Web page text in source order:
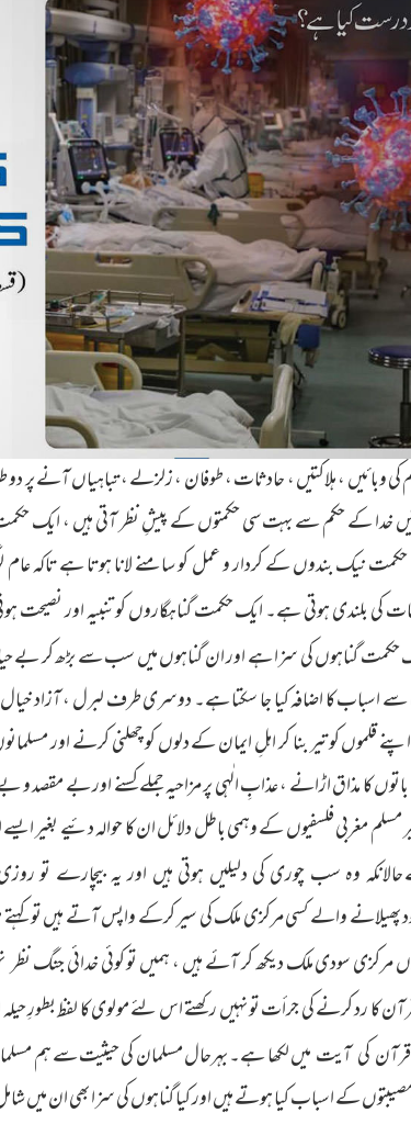
وبائیں ، ہلاکتیں ، حادثات ، طوفان ، زلزلے ، تباہیاں آنے
خدا کے حکم سے بہت سی حکمتوں کے پیشِ نظر آتی ہیں ، ایک حکمت
نیک بندوں کے کردار و عمل کو سامنے لانا ہوتا ہے
کی بلندی ہوتی ہے۔ ایک حکمت گناہگاروں کو تنبیہ اور نصیحت
حکمت گناہوں کی سزا ہے اور ان گناہوں میں سب سے بڑھ کر بے
اسباب کا اضافہ کیا جا سکتا ہے۔ دوسری طرف لبرل ، آزاد خیال
قلموں کو تیر بنا کر اہلِ ایمان کے دلوں کو چھلنی کرنے اور
کا مذاق اڑانے ، عذابِ الٰہی پر مزاحیہ جملے کسنے اور بے مقصد
مغربی فلسفیوں کے وہمی باطل دلائل ان کا حوالہ دئیے بغیر
حالانکہ وہ سب چوری کی دلیلیں ہوتی ہیں اور یہ بیچارے تو
پھیلانے والے کسی مرکزی ملک کی سیر کرکے واپس آتے ہیں تو
مرکزی سودی ملک دیکھ کر آئے ہیں ، ہمیں تو کوئی خدائی جنگ
کا رد کرنے کی جرأت تو نہیں رکھتے اس لئے مولوی کا لفظ بطورِ
قرآن کی آیت میں لکھا ہے۔ بہرحال مسلمان کی حیثیت سے ہم
کے اسباب کیا ہوتے ہیں اور کیا گناہوں کی سزا بھی ان میں